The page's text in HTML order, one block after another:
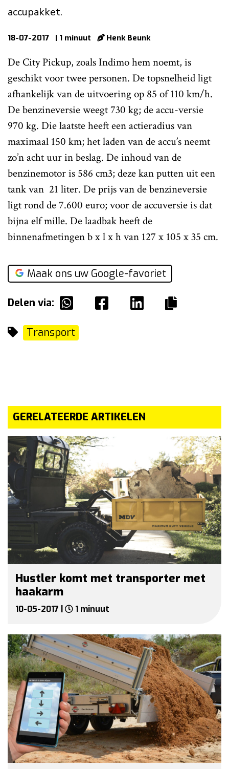
accupakket.
18-07-2017 | 1 minuut Henk Beunk
De City Pickup, zoals Indimo hem noemt, is
geschikt voor twee personen. De topsnelheid ligt
afhankelijk van de uitvoering op 85 of 110 km/h.
De benzineversie weegt 730 kg; de accu-versie
970 kg. Die laatste heeft een actieradius van
maximaal 150 km; het laden van de accu’s neemt
zo’n acht uur in beslag. De inhoud van de
benzinemotor is 586 cm3; deze kan putten uit een
tank van 21 liter. De prijs van de benzineversie
ligt rond de 7.600 euro; voor de accuversie is dat
bijna elf mille. De laadbak heeft de
binnenafmetingen b x l x h van 127 x 105 x 35 cm.
Maak ons uw Google-favoriet
Delen via:
Transport
GERELATEERDE ARTIKELEN
Hustler komt met transporter met
haakarm
10-05-2017 | 1 minuut